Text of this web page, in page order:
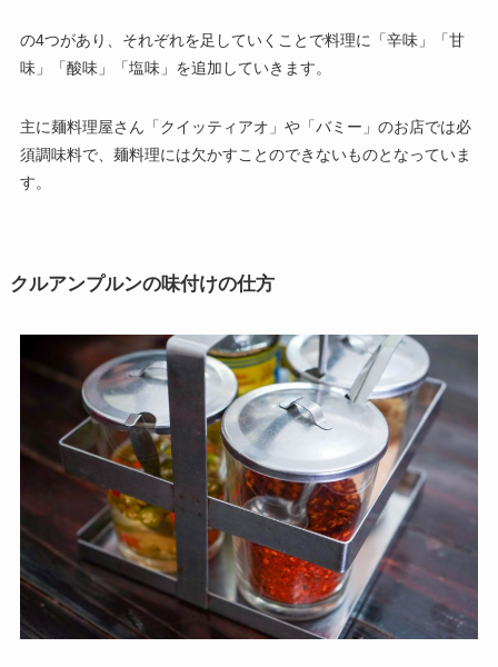
の4つがあり、それぞれを足していくことで料理に「辛味」「甘
味」「酸味」「塩味」を追加していきます。
主に麺料理屋さん「クイッティアオ」や「バミー」のお店では必
須調味料で、麺料理には欠かすことのできないものとなっていま
す。
クルアンプルンの味付けの仕方